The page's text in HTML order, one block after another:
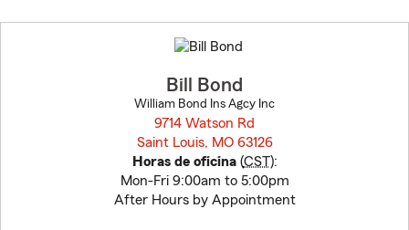
to
before
Bill Bond
William Bond Ins Agcy Inc
9714 Watson Rd
Saint Louis, MO 63126
Horas de oficina(CST):
Mon-Fri 9:00am to 5:00pm
After Hours by Appointment